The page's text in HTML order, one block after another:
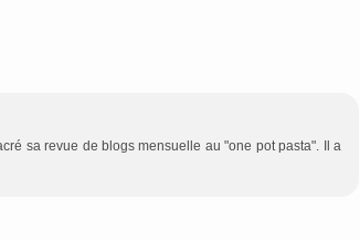
sa revue de blogs mensuelle au "one pot pasta". Il a